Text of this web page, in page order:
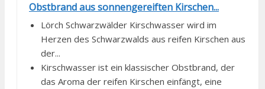
Obstbrand aus sonnengereiften Kirschen...
Lörch Schwarzwälder Kirschwasser wird im
Herzen des Schwarzwalds aus reifen Kirschen aus
der...
Kirschwasser ist ein klassischer Obstbrand, der
das Aroma der reifen Kirschen einfängt, eine